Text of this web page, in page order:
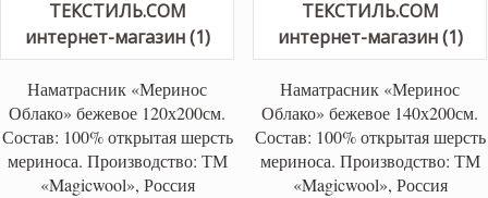
Наматрасник «Меринос
Облако» бежевое 120х200см.
Состав: 100% открытая шерсть
мериноса. Производство: ТМ
«Magicwool», Россия
Наматрасник «Меринос
Облако» бежевое 140х200см.
Состав: 100% открытая шерсть
мериноса. Производство: ТМ
«Magicwool», Россия